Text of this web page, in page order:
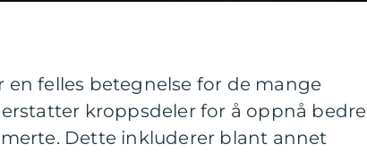
felles betegnelse for de mange
kroppsdeler for å oppnå bedre
Dette inkluderer blant annet